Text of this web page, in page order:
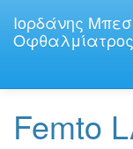
προς
Ιορδάνης
Οφθαλμίατρος
Femto